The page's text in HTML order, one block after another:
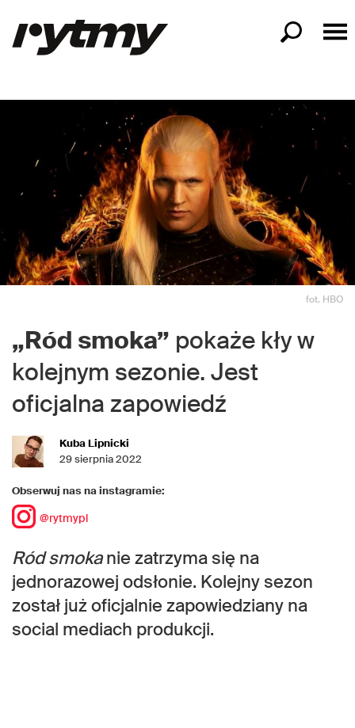
fot. HBO
„Ród smoka” pokaże kły w
kolejnym sezonie. Jest
oficjalna zapowiedź
Kuba Lipnicki
29 sierpnia 2022
Obserwuj nas na instagramie:
@rytmypl
Ród smokanie zatrzyma się na
jednorazowej odsłonie. Kolejny sezon
został już oficjalnie zapowiedziany na
social mediach produkcji.